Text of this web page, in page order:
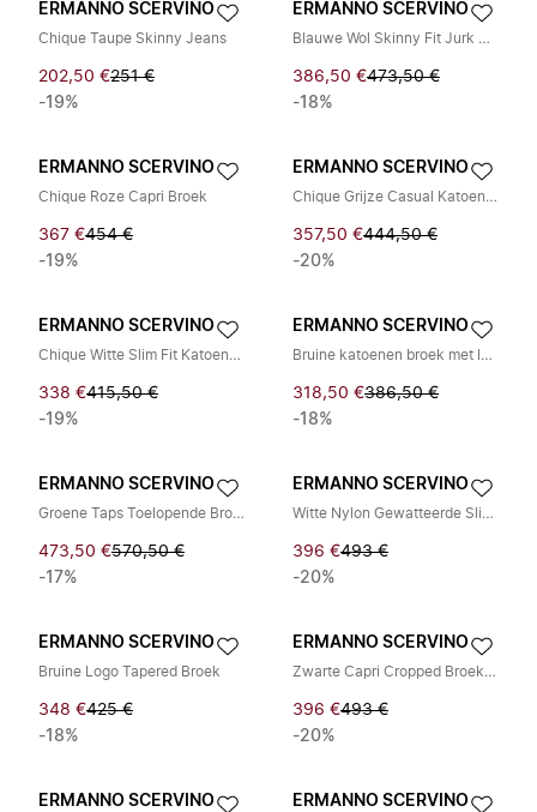
ERMANNO SCERVINO
Chique Taupe Skinny Jeans
202,50 €251 €
-19%
ERMANNO SCERVINO
Blauwe Wol Skinny Fit Jurk Broek
386,50 €473,50 €
-18%
ERMANNO SCERVINO
Chique Roze Capri Broek
367 €454 €
-19%
ERMANNO SCERVINO
Chique Grijze Casual Katoenen Broek
357,50 €444,50 €
-20%
ERMANNO SCERVINO
Chique Witte Slim Fit Katoenen Broek
338 €415,50 €
-19%
ERMANNO SCERVINO
Bruine katoenen broek met lage taille en slim fit
318,50 €386,50 €
-18%
ERMANNO SCERVINO
Groene Taps Toelopende Broek met Veterdetail
473,50 €570,50 €
-17%
ERMANNO SCERVINO
Witte Nylon Gewatteerde Slim Fit Cargobroek
396 €493 €
-20%
ERMANNO SCERVINO
Bruine Logo Tapered Broek
348 €425 €
-18%
ERMANNO SCERVINO
Zwarte Capri Cropped Broek van Katoenmix
396 €493 €
-20%
ERMANNO SCERVINO ERMANNO SCERVINO